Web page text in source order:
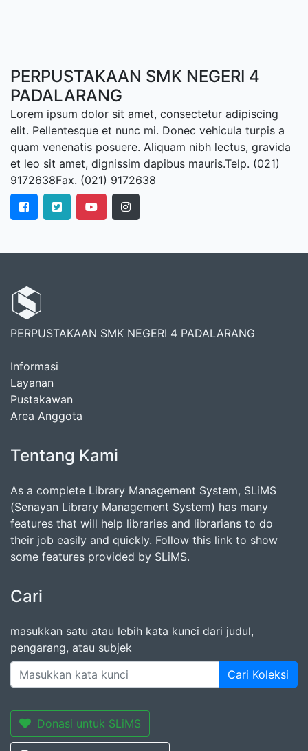
PERPUSTAKAAN SMK NEGERI 4
PADALARANG
Lorem ipsum dolor sit amet, consectetur adipiscing
elit. Pellentesque et nunc mi. Donec vehicula turpis a
quam venenatis posuere. Aliquam nibh lectus, gravida
et leo sit amet, dignissim dapibus mauris.Telp. (021)
9172638Fax. (021) 9172638
PERPUSTAKAAN SMK NEGERI 4 PADALARANG
Informasi
Layanan
Pustakawan
Area Anggota
Tentang Kami
As a complete Library Management System, SLiMS
(Senayan Library Management System) has many
features that will help libraries and librarians to do
their job easily and quickly. Follow this link to show
some features provided by SLiMS.
Cari
masukkan satu atau lebih kata kunci dari judul,
pengarang, atau subjek
Cari Koleksi
Donasi untuk SLiMS